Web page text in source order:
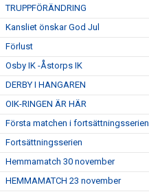
TRUPPFÖRÄNDRING
Kansliet önskar God Jul
Förlust
Osby IK -Åstorps IK
DERBY I HANGAREN
OIK-RINGEN ÄR HÄR
Första matchen i fortsättningsserien
Fortsättningsserien
Hemmamatch 30 november
HEMMAMATCH 23 november